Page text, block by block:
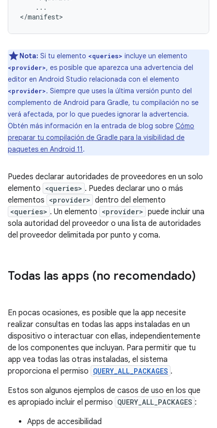
...
</manifest>
Nota: Si tu elemento <queries> incluye un elemento
<provider>, es posible que aparezca una advertencia del
editor en Android Studio relacionada con el elemento
<provider>. Siempre que uses la última versión punto del
complemento de Android para Gradle, tu compilación no se
verá afectada, por lo que puedes ignorar la advertencia.
Obtén más información en la entrada de blog sobre Cómo
preparar tu compilación de Gradle para la visibilidad de
paquetes en Android 11.
Puedes declarar autoridades de proveedores en un solo
elemento <queries> . Puedes declarar uno o más
elementos <provider> dentro del elemento
<queries> . Un elemento <provider> puede incluir una
sola autoridad del proveedor o una lista de autoridades
del proveedor delimitada por punto y coma.
Todas las apps (no recomendado)
En pocas ocasiones, es posible que la app necesite
realizar consultas en todas las apps instaladas en un
dispositivo o interactuar con ellas, independientemente
de los componentes que incluyan. Para permitir que tu
app vea todas las otras instaladas, el sistema
proporciona el permiso QUERY_ALL_PACKAGES .
Estos son algunos ejemplos de casos de uso en los que
es apropiado incluir el permiso QUERY_ALL_PACKAGES :
Apps de accesibilidad